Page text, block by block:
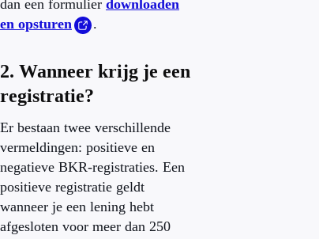
dan een formulier downloaden
en opsturen
.
2. Wanneer krijg je een
registratie?
Er bestaan twee verschillende
vermeldingen: positieve en
negatieve BKR-registraties. Een
positieve registratie geldt
wanneer je een lening hebt
afgesloten voor meer dan 250